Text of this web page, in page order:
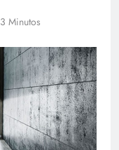
3 Minutos